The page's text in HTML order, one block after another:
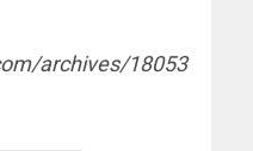
archives/18053